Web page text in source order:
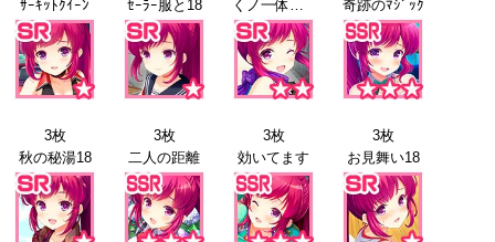
ｻｰｷｯﾄｸｲｰﾝ
ｾｰﾗｰ服と18
くノ一体験18
奇跡のﾏｼﾞｯｸ
3枚
秋の秘湯18
3枚
二人の距離
3枚
効いてます
3枚
お見舞い18